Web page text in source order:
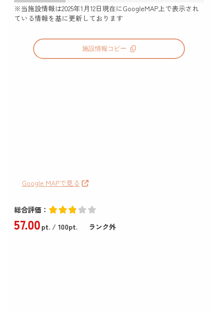
※当施設情報は2025年1月12日現在にGoogleMAP上で表示され
ている情報を基に更新しております
施設情報コピー
Google MAPで見る
総合評価：
57.00pt./ 100pt. ランク外